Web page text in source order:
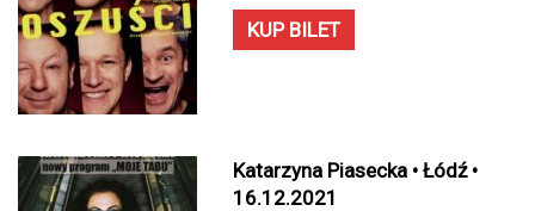
KUP BILET
Katarzyna Piasecka • Łódź •
16.12.2021